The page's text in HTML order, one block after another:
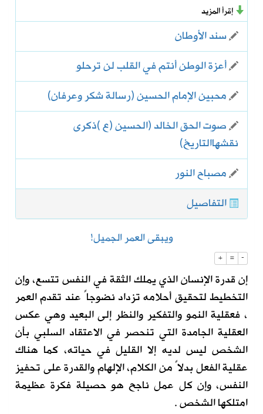
إقرأ المزيد
سند الأوطان
أعزة الوطن أنتم في القلب لن ترحلو
محبين الإمام الحسين (رسالة شكر وعرفان)
صوت الحق الخالد (الحسين (ع )ذكرى
نقشهاالتاريخ)
مصباح النور
التفاصيل
ويبقى العمر الجميل!
+ = -
إن قدرة الإنسان الذي يملك الثقة في النفس تتسع، وإن
التخطيط لتحقيق أحلامه تزداد نضوجاً عند تقدم العمر
، فعقلية النمو والتفكير والنظر إلى البعيد وهي عكس
العقلية الجامدة التي تنحصر في الاعتقاد السلبي بأن
الشخص ليس لديه إلا القليل في حياته، كما هناك
عقلية الفعل بدلاً من الكلام، الإلهام والقدرة على تحفيز
النفس، وإن كل عمل ناجح هو حصيلة فكرة عظيمة
امتلكها الشخص .